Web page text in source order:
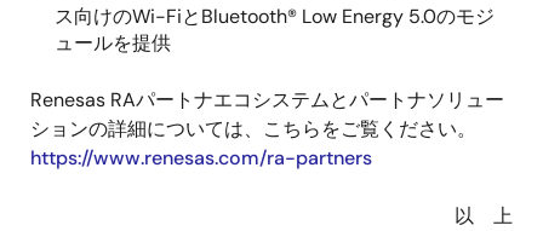
ス向けのWi-FiとBluetooth® Low Energy 5.0のモジ
ュールを提供
Renesas RAパートナエコシステムとパートナソリュー
ションの詳細については、こちらをご覧ください。
https://www.renesas.com/ra-partners
以 上